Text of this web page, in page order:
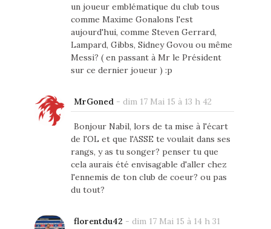
un joueur emblématique du club tous
comme Maxime Gonalons l'est
aujourd'hui, comme Steven Gerrard,
Lampard, Gibbs, Sidney Govou ou même
Messi? ( en passant à Mr le Président
sur ce dernier joueur ) :p
MrGoned- dim 17 Mai 15 à 13 h 42
Bonjour Nabil, lors de ta mise à l'écart
de l'OL et que l'ASSE te voulait dans ses
rangs, y as tu songer? penser tu que
cela aurais été envisagable d'aller chez
l'ennemis de ton club de coeur? ou pas
du tout?
florentdu42 - dim 17 Mai 15 à 14 h 31